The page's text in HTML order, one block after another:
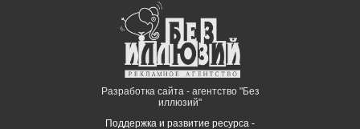
Разработка сайта - агентство "Без
иллюзий"
Поддержка и развитие ресурса -